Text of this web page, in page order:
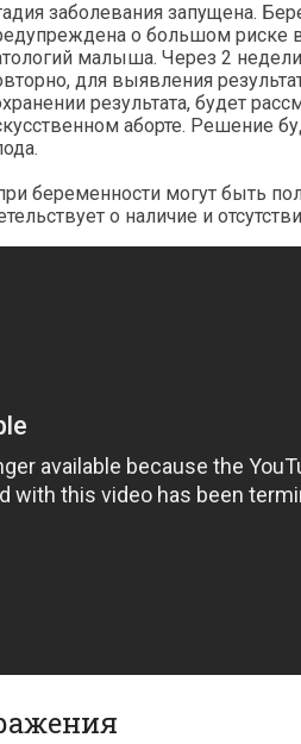
заболевания запущена.
о большом риске
малыша. Через 2 недели
для выявления
результата, будет
аборте. Решение
беременности могут быть
о наличие и